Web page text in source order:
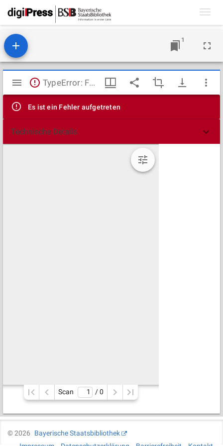
1
Mirador
Viewer
TypeError: Failed to fetch
Es ist ein Fehler aufgetreten
Technische Details
Scan / 0
©2026
Bayerische Staatsbibliothek